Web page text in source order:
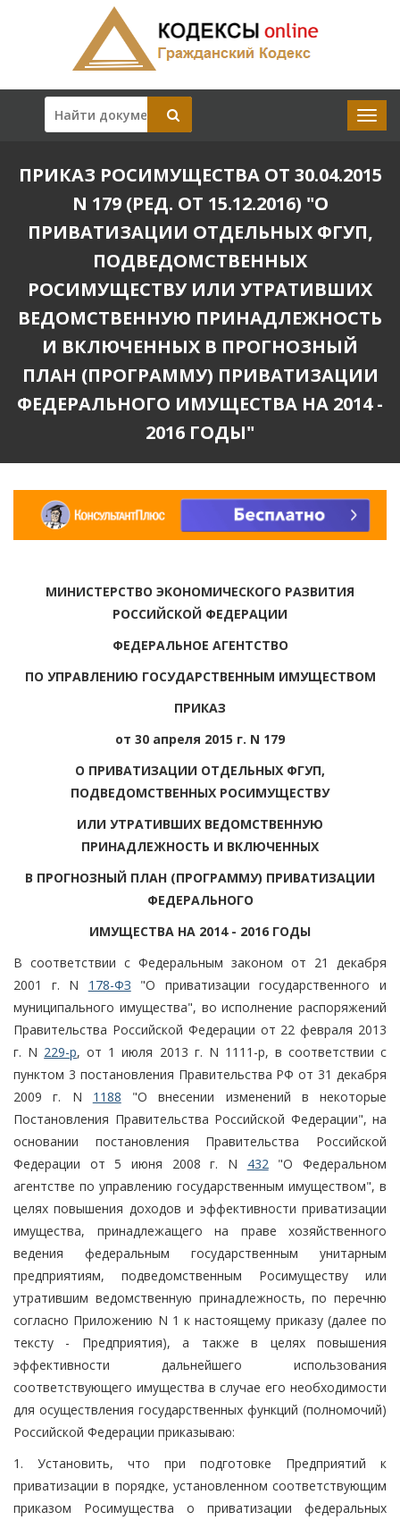
ПРИКАЗ РОСИМУЩЕСТВА ОТ 30.04.2015
N 179 (РЕД. ОТ 15.12.2016) "О
ПРИВАТИЗАЦИИ ОТДЕЛЬНЫХ ФГУП,
ПОДВЕДОМСТВЕННЫХ
РОСИМУЩЕСТВУ ИЛИ УТРАТИВШИХ
ВЕДОМСТВЕННУЮ ПРИНАДЛЕЖНОСТЬ
И ВКЛЮЧЕННЫХ В ПРОГНОЗНЫЙ
ПЛАН (ПРОГРАММУ) ПРИВАТИЗАЦИИ
ФЕДЕРАЛЬНОГО ИМУЩЕСТВА НА 2014 -
2016 ГОДЫ"
МИНИСТЕРСТВО ЭКОНОМИЧЕСКОГО РАЗВИТИЯ
РОССИЙСКОЙ ФЕДЕРАЦИИ
ФЕДЕРАЛЬНОЕ АГЕНТСТВО
ПО УПРАВЛЕНИЮ ГОСУДАРСТВЕННЫМ ИМУЩЕСТВОМ
ПРИКАЗ
от 30 апреля 2015 г. N 179
О ПРИВАТИЗАЦИИ ОТДЕЛЬНЫХ ФГУП,
ПОДВЕДОМСТВЕННЫХ РОСИМУЩЕСТВУ
ИЛИ УТРАТИВШИХ ВЕДОМСТВЕННУЮ
ПРИНАДЛЕЖНОСТЬ И ВКЛЮЧЕННЫХ
В ПРОГНОЗНЫЙ ПЛАН (ПРОГРАММУ) ПРИВАТИЗАЦИИ
ФЕДЕРАЛЬНОГО
ИМУЩЕСТВА НА 2014 - 2016 ГОДЫ
В соответствии с Федеральным законом от 21 декабря
2001 г. N 178-ФЗ "О приватизации государственного и
муниципального имущества", во исполнение распоряжений
Правительства Российской Федерации от 22 февраля 2013
г. N 229-р, от 1 июля 2013 г. N 1111-р, в соответствии с
пунктом 3 постановления Правительства РФ от 31 декабря
2009 г. N 1188 "О внесении изменений в некоторые
Постановления Правительства Российской Федерации", на
основании постановления Правительства Российской
Федерации от 5 июня 2008 г. N 432 "О Федеральном
агентстве по управлению государственным имуществом", в
целях повышения доходов и эффективности приватизации
имущества, принадлежащего на праве хозяйственного
ведения федеральным государственным унитарным
предприятиям, подведомственным Росимуществу или
утратившим ведомственную принадлежность, по перечню
согласно Приложению N 1 к настоящему приказу (далее по
тексту - Предприятия), а также в целях повышения
эффективности дальнейшего использования
соответствующего имущества в случае его необходимости
для осуществления государственных функций (полномочий)
Российской Федерации приказываю:
1. Установить, что при подготовке Предприятий к
приватизации в порядке, установленном соответствующим
приказом Росимущества о приватизации федеральных